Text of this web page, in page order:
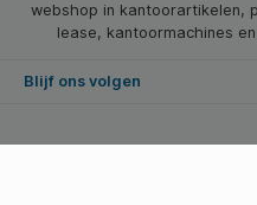
webshop in kantoorartikelen,
lease, kantoormachines
Blijf ons volgen